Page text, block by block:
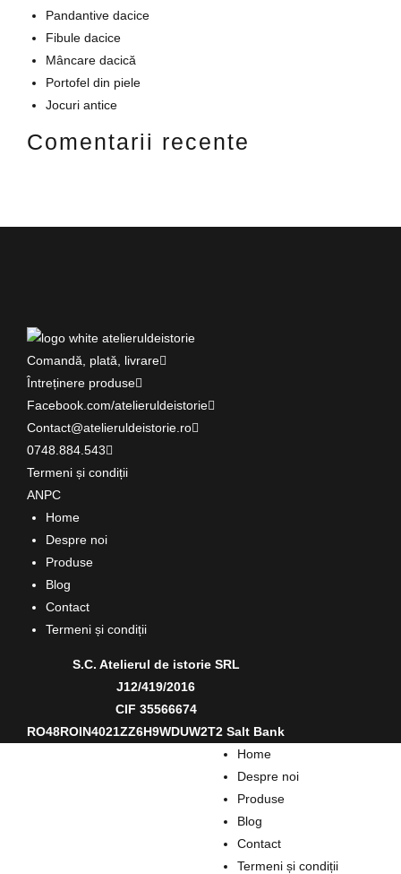
Pandantive dacice
Fibule dacice
Mâncare dacică
Portofel din piele
Jocuri antice
Comentarii recente
Comandă, plată, livrare
Întreținere produse
Facebook.com/atelieruldeistorie
Contact@atelieruldeistorie.ro
0748.884.543
Termeni și condiții
ANPC
Home
Despre noi
Produse
Blog
Contact
Termeni și condiții
S.C. Atelierul de istorie SRL
J12/419/2016
CIF 35566674
RO48ROIN4021ZZ6H9WDUW2T2 Salt Bank
Home
Despre noi
Produse
Blog
Contact
Termeni și condiții